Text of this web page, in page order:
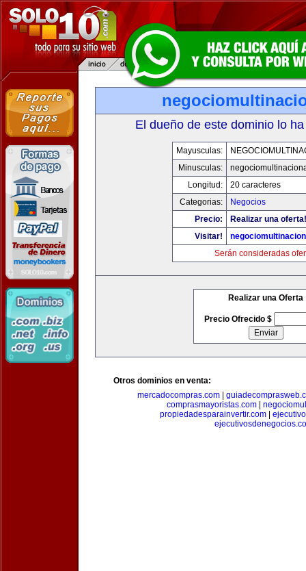
El dueño de este dominio lo
Mayusculas:
Minusculas:
Longitud:
20 caracteres
Categorias:
Negocios
Precio:
Realizar una oferta!
Visitar!
Serán consideradas
Realizar una Oferta
Precio Ofrecido $
Otros dominios en venta:
mercadocompras.com|
comprasmayoristas.com
propiedadesparainvertir.com